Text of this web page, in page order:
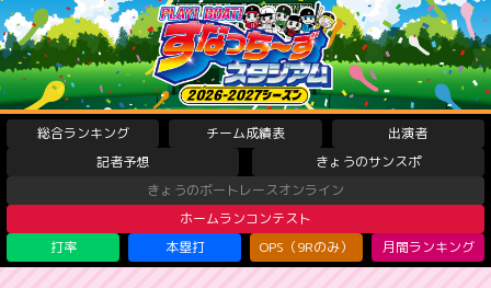
総合ランキング チーム成績表
出演者
記者予想
きょうのサンスポ
きょうのボートレースオンライン
ホームランコンテスト
打率
本塁打 OPS（9Rのみ） 月間ランキング